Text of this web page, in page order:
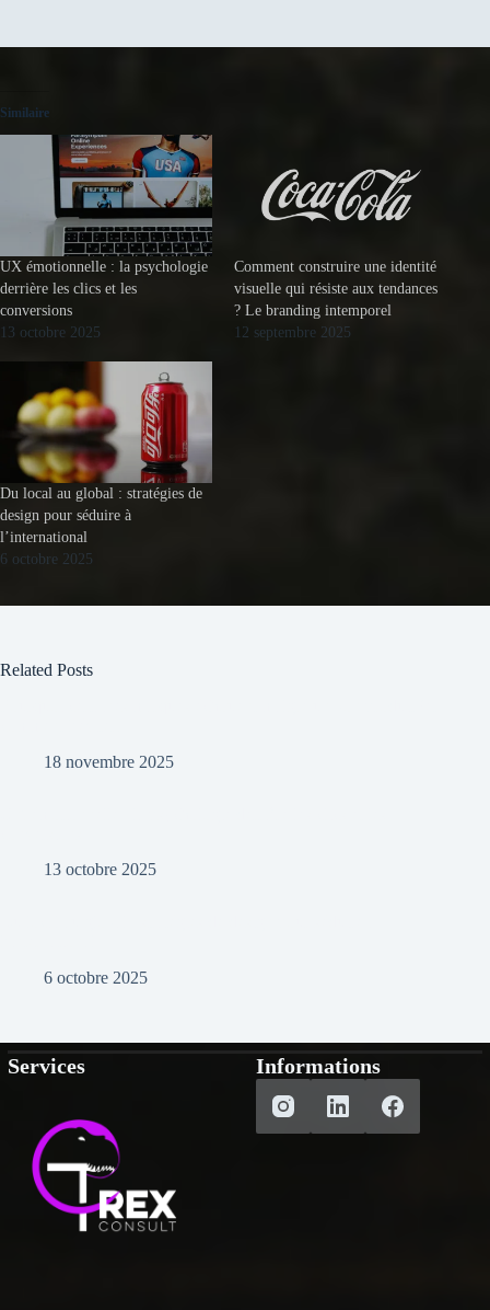
Similaire
UX émotionnelle : la psychologie
derrière les clics et les
conversions
13 octobre 2025
Comment construire une identité
visuelle qui résiste aux tendances
? Le branding intemporel
12 septembre 2025
Du local au global : stratégies de
design pour séduire à
l’international
6 octobre 2025
Related Posts
18 novembre 2025
13 octobre 2025
6 octobre 2025
Services Informations